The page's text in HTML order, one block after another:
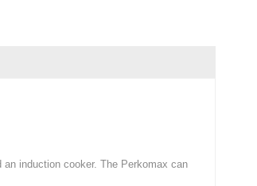
induction cooker. The Perkomax can